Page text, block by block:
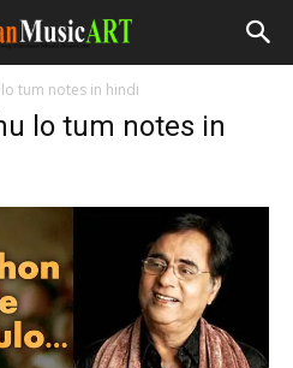
tum notes in hindi
lo tum notes in